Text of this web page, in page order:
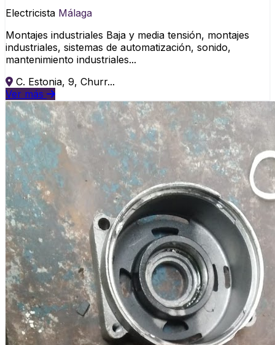
Electricista Málaga
Montajes industriales Baja y media tensión, montajes
industriales, sistemas de automatización, sonido,
mantenimiento industriales...
C. Estonia, 9, Churr...
Ver más